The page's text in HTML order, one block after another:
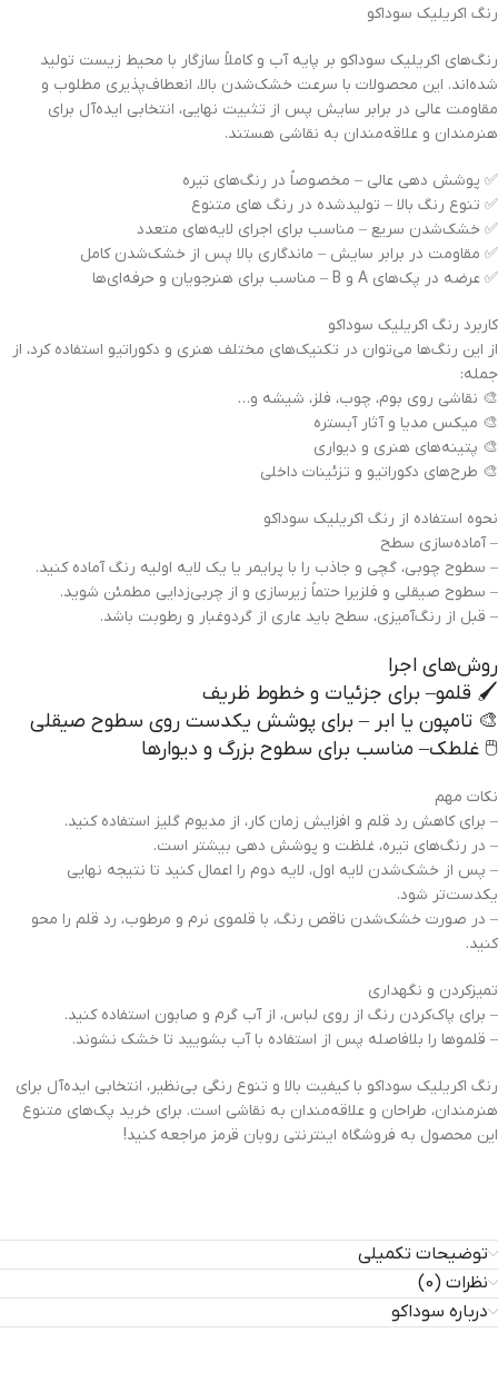
رنگ اکریلیک سوداکو
رنگ‌های اکریلیک سوداکو بر پایه آب و کاملاً سازگار با محیط زیست تولید
شده‌اند. این محصولات با سرعت خشک‌شدن بالا، انعطاف‌پذیری مطلوب و
مقاومت عالی در برابر سایش پس از تثبیت نهایی، انتخابی ایده‌آل برای
هنرمندان و علاقه‌مندان به نقاشی هستند.
✅ پوشش دهی عالی – مخصوصاً در رنگ‌های تیره
✅ تنوع رنگ بالا – تولیدشده در رنگ های متنوع
✅ خشک‌شدن سریع – مناسب برای اجرای لایه‌های متعدد
✅ مقاومت در برابر سایش – ماندگاری بالا پس از خشک‌شدن کامل
✅ عرضه در پک‌های A و B – مناسب برای هنرجویان و حرفه‌ای‌ها
کاربرد رنگ اکریلیک سوداکو
از این رنگ‌ها می‌توان در تکنیک‌های مختلف هنری و دکوراتیو استفاده کرد، از
جمله:
🎨 نقاشی روی بوم، چوب، فلز، شیشه و…
🎨 میکس مدیا و آثار آبستره
🎨 پتینه‌های هنری و دیواری
🎨 طرح‌های دکوراتیو و تزئینات داخلی
نحوه استفاده از رنگ اکریلیک سوداکو
– آماده‌سازی سطح
– سطوح چوبی، گچی و جاذب را با پرایمر یا یک لایه اولیه رنگ آماده کنید.
– سطوح صیقلی و فلزیرا حتماً زیرسازی و از چربی‌زدایی مطمئن شوید.
– قبل از رنگ‌آمیزی، سطح باید عاری از گردوغبار و رطوبت باشد.
روش‌های اجرا
🖌️ قلمو– برای جزئیات و خطوط ظریف
🎨 تامپون یا ابر – برای پوشش یکدست روی سطوح صیقلی
🖱️ غلطک– مناسب برای سطوح بزرگ و دیوارها
نکات مهم
– برای کاهش رد قلم و افزایش زمان کار، از مدیوم گلیز استفاده کنید.
– در رنگ‌های تیره، غلظت و پوشش دهی بیشتر است.
– پس از خشک‌شدن لایه اول، لایه دوم را اعمال کنید تا نتیجه نهایی
یکدست‌تر شود.
– در صورت خشک‌شدن ناقص رنگ، با قلموی نرم و مرطوب، رد قلم را محو
کنید.
تمیزکردن و نگهداری
– برای پاک‌کردن رنگ از روی لباس، از آب گرم و صابون استفاده کنید.
– قلموها را بلافاصله پس از استفاده با آب بشویید تا خشک نشوند.
رنگ اکریلیک سوداکو با کیفیت بالا و تنوع رنگی بی‌نظیر، انتخابی ایده‌آل برای
هنرمندان، طراحان و علاقه‌مندان به نقاشی است. برای خرید پک‌های متنوع
این محصول به فروشگاه اینترنتی روبان قرمز مراجعه کنید!
توضیحات تکمیلی
نظرات (0)
درباره سوداکو